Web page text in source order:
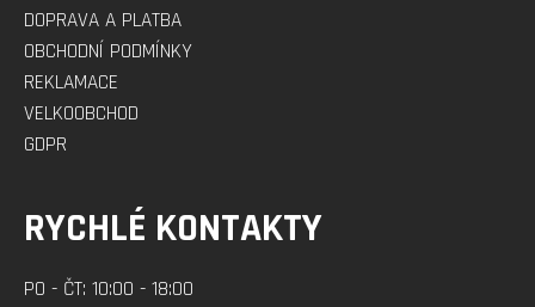
DOPRAVA A PLATBA
OBCHODNÍ PODMÍNKY
REKLAMACE
VELKOOBCHOD
GDPR
RYCHLÉ KONTAKTY
PO - ČT: 10:00 - 18:00